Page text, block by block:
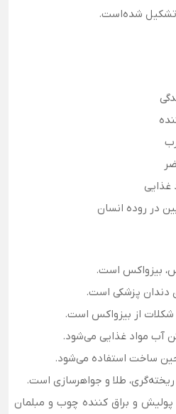
تشکیل شده‌است.
غذایی
در روده انسان
بیزواکس است.
دندان پزشکی است.
از بیزواکس است.
آب مواد غذایی می‌شود.
ساخت استفاده می‌شود.
طلا و جواهرسازی است.
و براق کننده چوب و مبلمان